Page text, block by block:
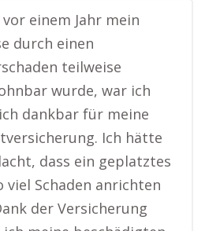
einem Jahr mein
durch einen
teilweise
wurde, war ich
dankbar für meine
Ich hätte
dass ein geplatztes
viel Schaden anrichten
der Versicherung